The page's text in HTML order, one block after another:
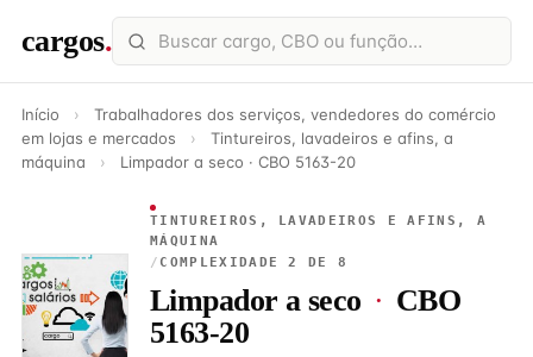
cargos.
Início ›
Trabalhadores dos serviços, vendedores do comércio
em lojas e mercados
›
Tintureiros, lavadeiros e afins, a
máquina
› Limpador a seco · CBO 5163-20
TINTUREIROS, LAVADEIROS E AFINS, A
MÁQUINA
/ COMPLEXIDADE 2 DE 8
Limpador a seco · CBO
5163-20